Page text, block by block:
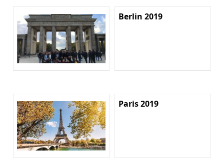
Berlin 2019
Paris 2019